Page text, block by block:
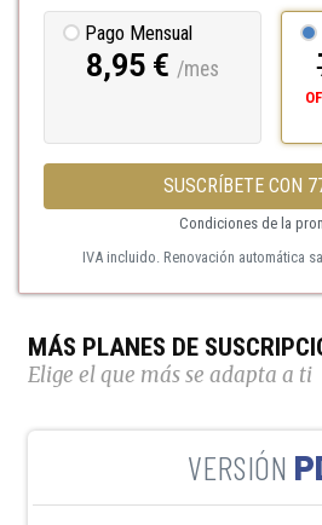
Pago Mensual
8,95 € /mes
SUSCRÍBETE CON
Condiciones de la
IVA incluido. Renovación automática
MÁS PLANES DE
Elige el que más se adapta a ti